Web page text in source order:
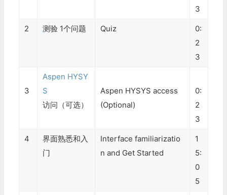
3
2 测验 1个问题 Quiz
0:
2
3
3
Aspen HYSY
S
访问（可选）
Aspen HYSYS access
(Optional)
0:
2
3
4
界面熟悉和入
门
Interface familiarizatio
n and Get Started
1
5:
0
5